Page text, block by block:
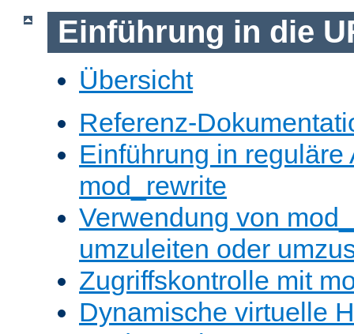
Einführung in die
Übersicht
Referenz-
Einführung in reguläre
mod_rewrite
Verwendung von
umzuleiten oder
Zugriffskontrolle mit
Dynamische virtuelle